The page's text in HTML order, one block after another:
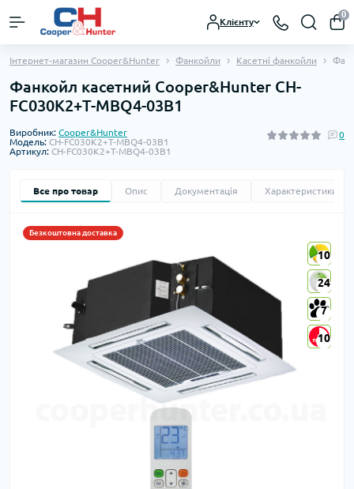
Клієнту
0
Інтернет-магазин Cooper&Hunter Фанкойли Касетні фанкойли
Фанкойл касетний Cooper&Hunter CH-
FC030K2+T-MBQ4-03B1
Виробник: Cooper&Hunter
Модель: CH-FC030K2+T-MBQ4-03B1
Артикул: CH-FC030K2+T-MBQ4-03B1
0
Все про товар Опис Документація Характеристики
Безкоштовна доставка
10
24
7
10
10
24
7
10